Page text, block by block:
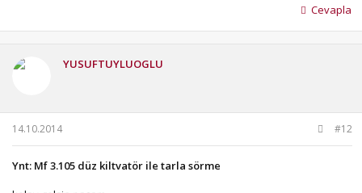
Cevapla
YUSUFTUYLUOGLU
14.10.2014 #12
Ynt: Mf 3.105 düz kiltvatör ile tarla sörme